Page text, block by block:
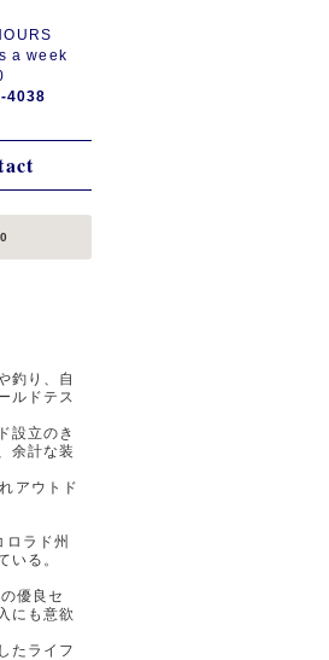
a week
4038
釣り、自
ルドテス
設立のき
余計な装
アウトド
ラド州
いる。
優良セ
にも意欲
たライフ